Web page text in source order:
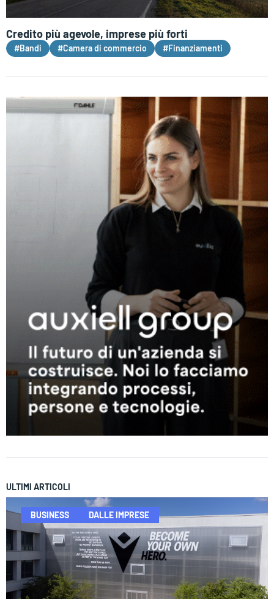
Credito più agevole, imprese più forti
#Bandi #Camera di commercio #Finanziamenti
ULTIMI ARTICOLI
BUSINESS DALLE IMPRESE